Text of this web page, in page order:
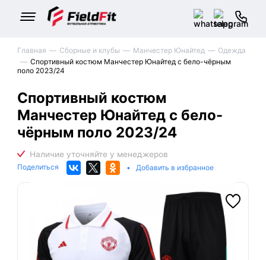
Главная Сборные и клубы Манчестер Юнайтед
Одежда
Спортивный костюм Манчестер Юнайтед с бело-чёрным
поло 2023/24
Спортивный костюм
Манчестер Юнайтед с бело-
чёрным поло 2023/24
Поделиться • Добавить в избранное